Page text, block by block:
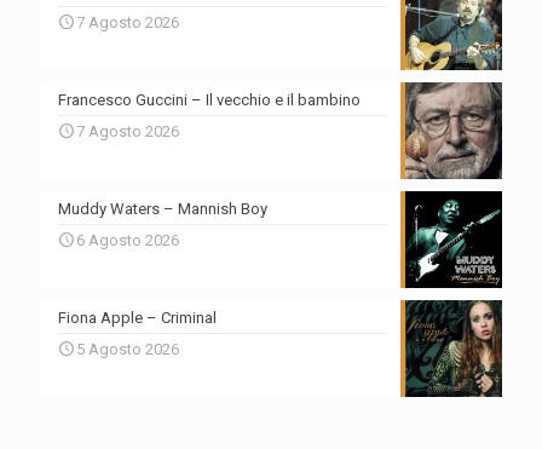
7 Agosto 2026
Francesco Guccini – Il vecchio e il bambino
7 Agosto 2026
Muddy Waters – Mannish Boy
6 Agosto 2026
Fiona Apple – Criminal
5 Agosto 2026